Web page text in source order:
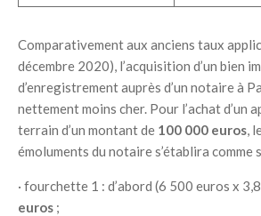
Comparativement aux anciens taux
décembre 2020), l’acquisition d’un bien
d’enregistrement auprès d’un notaire à
nettement moins cher. Pour l’achat d’un
terrain d’un montant de 100 000 euros ,
émoluments du notaire s’établira comme
· fourchette 1 : d’abord (6 500 euros x
euros ;